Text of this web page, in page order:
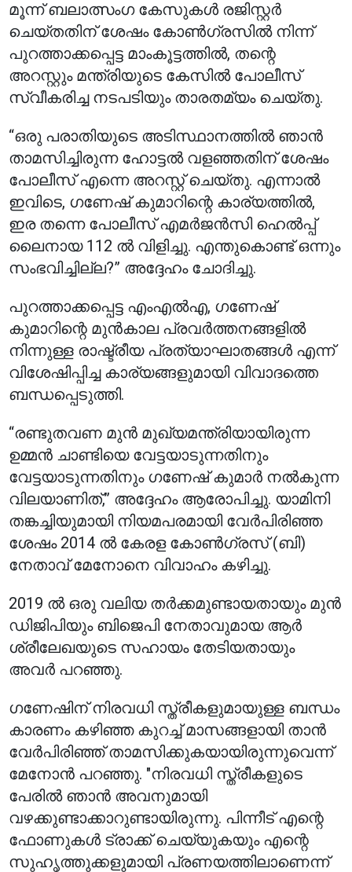
മൂന്ന് ബലാത്സംഗ കേസുകൾ രജിസ്റ്റർ
ചെയ്തതിന് ശേഷം കോൺഗ്രസിൽ നിന്ന്
പുറത്താക്കപ്പെട്ട മാംകൂട്ടത്തിൽ, തന്റെ
അറസ്റ്റും മന്ത്രിയുടെ കേസിൽ പോലീസ്
സ്വീകരിച്ച നടപടിയും താരതമ്യം ചെയ്തു.
“ഒരു പരാതിയുടെ അടിസ്ഥാനത്തിൽ ഞാൻ
താമസിച്ചിരുന്ന ഹോട്ടൽ വളഞ്ഞതിന് ശേഷം
പോലീസ് എന്നെ അറസ്റ്റ് ചെയ്തു. എന്നാൽ
ഇവിടെ, ഗണേഷ് കുമാറിന്റെ കാര്യത്തിൽ,
ഇര തന്നെ പോലീസ് എമർജൻസി ഹെൽപ്പ്
ലൈനായ 112 ൽ വിളിച്ചു. എന്തുകൊണ്ട് ഒന്നും
സംഭവിച്ചില്ല?” അദ്ദേഹം ചോദിച്ചു.
പുറത്താക്കപ്പെട്ട എംഎൽഎ, ഗണേഷ്
കുമാറിന്റെ മുൻകാല പ്രവർത്തനങ്ങളിൽ
നിന്നുള്ള രാഷ്ട്രീയ പ്രത്യാഘാതങ്ങൾ എന്ന്
വിശേഷിപ്പിച്ച കാര്യങ്ങളുമായി വിവാദത്തെ
ബന്ധപ്പെടുത്തി.
“രണ്ടുതവണ മുൻ മുഖ്യമന്ത്രിയായിരുന്ന
ഉമ്മൻ ചാണ്ടിയെ വേട്ടയാടുന്നതിനും
വേട്ടയാടുന്നതിനും ഗണേഷ് കുമാർ നൽകുന്ന
വിലയാണിത്,” അദ്ദേഹം ആരോപിച്ചു. യാമിനി
തങ്കച്ചിയുമായി നിയമപരമായി വേർപിരിഞ്ഞ
ശേഷം 2014 ൽ കേരള കോൺഗ്രസ് (ബി)
നേതാവ് മേനോനെ വിവാഹം കഴിച്ചു.
2019 ൽ ഒരു വലിയ തർക്കമുണ്ടായതായും മുൻ
ഡിജിപിയും ബിജെപി നേതാവുമായ ആർ
ശ്രീലേഖയുടെ സഹായം തേടിയതായും
അവർ പറഞ്ഞു.
ഗണേഷിന് നിരവധി സ്ത്രീകളുമായുള്ള ബന്ധം
കാരണം കഴിഞ്ഞ കുറച്ച് മാസങ്ങളായി താൻ
വേർപിരിഞ്ഞ് താമസിക്കുകയായിരുന്നുവെന്ന്
മേനോൻ പറഞ്ഞു. "നിരവധി സ്ത്രീകളുടെ
പേരിൽ ഞാൻ അവനുമായി
വഴക്കുണ്ടാക്കാറുണ്ടായിരുന്നു. പിന്നീട് എന്റെ
ഫോണുകൾ ട്രാക്ക് ചെയ്യുകയും എന്റെ
സുഹൃത്തുക്കളുമായി പ്രണയത്തിലാണെന്ന്